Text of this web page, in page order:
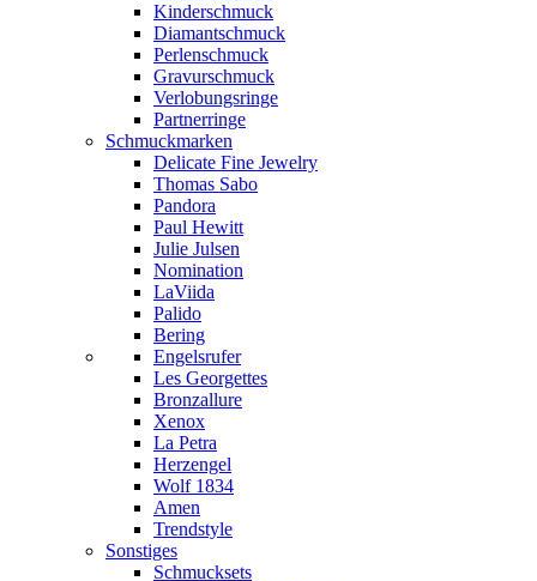
Kinderschmuck
Diamantschmuck
Perlenschmuck
Gravurschmuck
Verlobungsringe
Partnerringe
Schmuckmarken
Delicate Fine Jewelry
Thomas Sabo
Pandora
Paul Hewitt
Julie Julsen
Nomination
LaViida
Palido
Bering
Engelsrufer
Les Georgettes
Bronzallure
Xenox
La Petra
Herzengel
Wolf 1834
Amen
Trendstyle
Sonstiges
Schmucksets